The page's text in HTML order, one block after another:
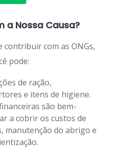
a Nossa Causa?
contribuir com as ONGs,
pode:
de ração,
e itens de higiene.
são bem-
a cobrir os custos de
manutenção do abrigo e